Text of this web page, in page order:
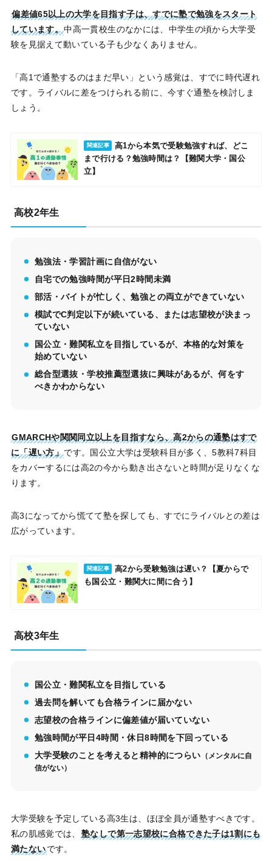
偏差値65以上の大学を目指す子は、すでに塾で勉強をスタート
しています。中高一貫校生のなかには、中学生の頃から大学受
験を見据えて動いている子も少なくありません。
「高1で通塾するのはまだ早い」という感覚は、すでに時代遅れ
です。ライバルに差をつけられる前に、今すぐ通塾を検討しま
しょう。
関連記事
高1から本気で受験勉強すれば、どこ
まで行ける？勉強時間は？【難関大学・国公
立】
高校2年生
勉強法・学習計画に自信がない
自宅での勉強時間が平日2時間未満
部活・バイトが忙しく、勉強との両立ができていない
模試でC判定以下が続いている、または志望校が決まっ
ていない
国公立・難関私立を目指しているが、本格的な対策を
始めていない
総合型選抜・学校推薦型選抜に興味があるが、何をす
べきかわからない
GMARCHや関関同立以上を目指すなら、高2からの通塾はすで
に「遅い方」です。国公立大学は受験科目が多く、5教科7科目
をカバーするには高2の今から動き出さないと時間が足りなくな
ります。
高3になってから慌てて塾を探しても、すでにライバルとの差は
広がっています。
関連記事
高2から受験勉強は遅い？【夏からで
も国公立・難関大に間に合う】
高校3年生
国公立・難関私立を目指している
過去問を解いても合格ラインに届かない
志望校の合格ラインに偏差値が届いていない
勉強時間が平日4時間・休日8時間を下回っている
大学受験のことを考えると精神的につらい （メンタルに自
信がない）
大学受験を予定している高3生は、ほぼ全員が通塾すべきです。
私の肌感覚では、 塾なしで第一志望校に合格できた子は1割にも
満たないです。